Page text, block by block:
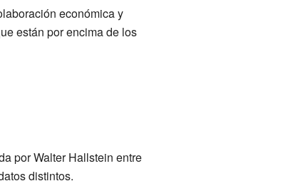
económica y
están por encima de los
por Walter Hallstein entre
distintos.